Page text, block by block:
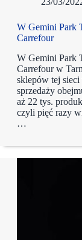
W Gemini Park
Carrefour
W Gemini Park
Carrefour w
sklepów tej
sprzedaży
aż 22 tys.
czyli pięć razy
…